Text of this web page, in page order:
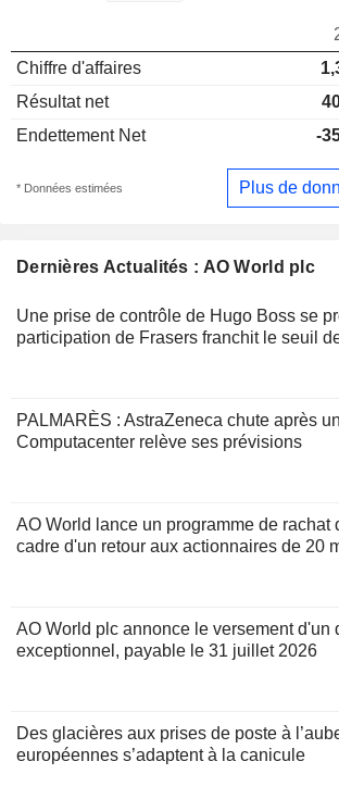
Dernières Actualités : AO World plc
Une prise de contrôle de Hugo Boss se
participation de Frasers franchit le seuil
PALMARÈS : AstraZeneca chute après
Computacenter relève ses prévisions
AO World lance un programme de rachat
cadre d'un retour aux actionnaires de 20
AO World plc annonce le versement d'un
exceptionnel, payable le 31 juillet 2026
Des glacières aux prises de poste à
européennes s’adaptent à la canicule
Chiffre d'affaires
Résultat net
Endettement Net
-
* Données estimées Plus de